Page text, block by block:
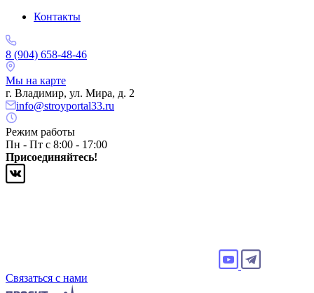
Контакты
8 (904) 658-48-46
Мы на карте
г. Владимир, ул. Мира, д. 2
info@stroyportal33.ru
Режим работы
Пн - Пт с 8:00 - 17:00
Присоединяйтесь!
Связаться с нами